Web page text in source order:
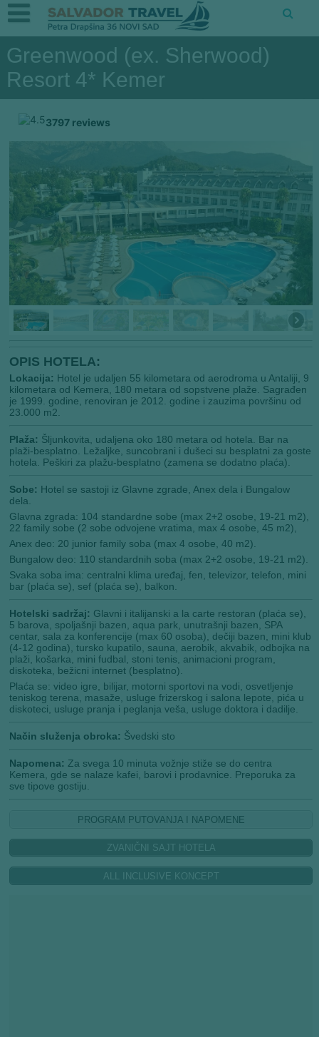
Greenwood (ex. Sherwood)
Resort 4* Kemer
OPIS HOTELA:
Lokacija: Hotel je udaljen 55 kilometara od aerodroma u Antaliji, 9
kilometara od Kemera, 180 metara od sopstvene plaže. Sagrađen
je 1999. godine, renoviran je 2012. godine i zauzima površinu od
23.000 m2.
Plaža: Šljunkovita, udaljena oko 180 metara od hotela. Bar na
plaži-besplatno. Ležaljke, suncobrani i dušeci su besplatni za goste
hotela. Peškiri za plažu-besplatno (zamena se dodatno plaća).
Sobe: Hotel se sastoji iz Glavne zgrade, Anex dela i Bungalow
dela.
Glavna zgrada: 104 standardne sobe (max 2+2 osobe, 19-21 m2),
22 family sobe (2 sobe odvojene vratima, max 4 osobe, 45 m2),
Anex deo: 20 junior family soba (max 4 osobe, 40 m2).
Bungalow deo: 110 standardnih soba (max 2+2 osobe, 19-21 m2).
Svaka soba ima: centralni klima uređaj, fen, televizor, telefon, mini
bar (plaća se), sef (plaća se), balkon.
Hotelski sadržaj: Glavni i italijanski a la carte restoran (plaća se),
5 barova, spoljašnji bazen, aqua park, unutrašnji bazen, SPA
centar, sala za konferencije (max 60 osoba), dečiji bazen, mini klub
(4-12 godina), tursko kupatilo, sauna, aerobik, akvabik, odbojka na
plaži, košarka, mini fudbal, stoni tenis, animacioni program,
diskoteka, bežicni internet (besplatno).
Plaća se: video igre, bilijar, motorni sportovi na vodi, osvetljenje
teniskog terena, masaže, usluge frizerskog i salona lepote, pića u
diskoteci, usluge pranja i peglanja veša, usluge doktora i dadilje.
Način služenja obroka: Švedski sto
Napomena:Za svega 10 minuta vožnje stiže se do centra
Kemera, gde se nalaze kafei, barovi i prodavnice. Preporuka za
sve tipove gostiju.
PROGRAM PUTOVANJA I NAPOMENE
ZVANIČNI SAJT HOTELA
ALL INCLUSIVE KONCEPT